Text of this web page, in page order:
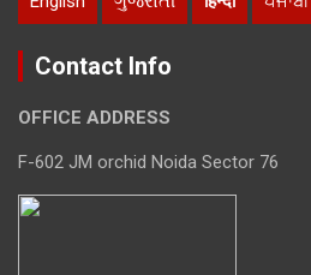
Contact Info
OFFICE ADDRESS
F-602 JM orchid Noida Sector 76